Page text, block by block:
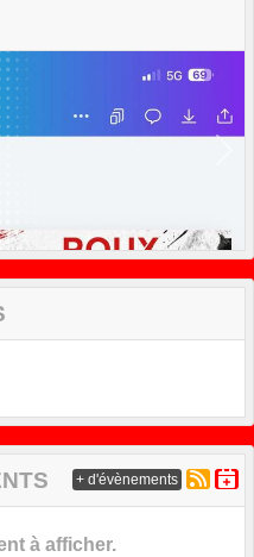
à afficher.
+ d'évènements